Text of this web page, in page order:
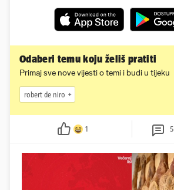
Odaberi temu koju želiš pratiti
Primaj sve nove vijesti o temi i budi u tijeku
robert de niro
1 5